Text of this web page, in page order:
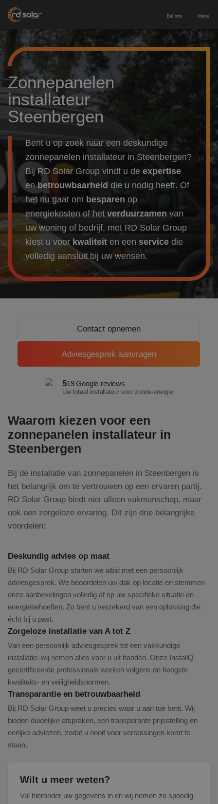
Bel ons Menu
Energieopslag
Zakelijke batterij
Thuisbatterij
Europees geproduceerde batterij
Laadpaal inclusief installatie
Zonnepanelen
Zonnepanelen zakelijk
Zonnepanelen particulier
Diensten
Leveren & installeren
Zakelijk & MKB
Nieuwbouw
Particulier
Contact
Adviesgesprek aanvragen
Over ons
Projecten
Zonnepanelen
installateur
Steenbergen
Bent u op zoek naar een deskundige
zonnepanelen installateur in Steenbergen?
Bij RD Solar Group vindt u de expertise
enbetrouwbaarheid die u nodig heeft. Of
het nu gaat om besparen op
energiekosten of het verduurzamen van
uw woning of bedrijf, met RD Solar Group
kiest u voor kwaliteit en een service die
volledig aansluit bij uw wensen.
Contact opnemen
Adviesgesprek aanvragen
519 Google-reviews
Uw totaal installateur voor zonne-energie
Waarom kiezen voor een
zonnepanelen installateur in
Steenbergen
Bij de installatie van zonnepanelen in Steenbergen is
het belangrijk om te vertrouwen op een ervaren partij.
RD Solar Group biedt niet alleen vakmanschap, maar
ook een zorgeloze ervaring. Dit zijn drie belangrijke
voordelen:
Deskundig advies op maat
Bij RD Solar Group starten we altijd met een persoonlijk
adviesgesprek. We beoordelen uw dak op locatie en stemmen
onze aanbevelingen volledig af op uw specifieke situatie en
energiebehoeften. Zo bent u verzekerd van een oplossing die
écht bij u past.
Zorgeloze installatie van A tot Z
Van een persoonlijk adviesgesprek tot een vakkundige
installatie: wij nemen alles voor u uit handen. Onze InstallQ-
gecertificeerde professionals werken volgens de hoogste
kwaliteits- en veiligheidsnormen.
Transparantie en betrouwbaarheid
Bij RD Solar Group weet u precies waar u aan toe bent. Wij
bieden duidelijke afspraken, een transparante prijsstelling en
eerlijke adviezen, zodat u nooit voor verrassingen komt te
staan.
Wilt u meer weten?
Vul hieronder uw gegevens in en wij nemen zo spoedig